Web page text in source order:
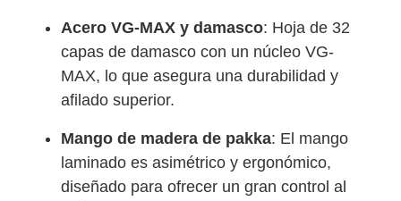
Acero VG-MAX y damasco: Hoja de 32
capas de damasco con un núcleo VG-
MAX, lo que asegura una durabilidad y
afilado superior.
Mango de madera de pakka: El mango
laminado es asimétrico y ergonómico,
diseñado para ofrecer un gran control al